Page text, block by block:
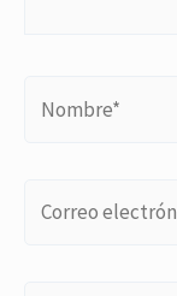
electrónico*